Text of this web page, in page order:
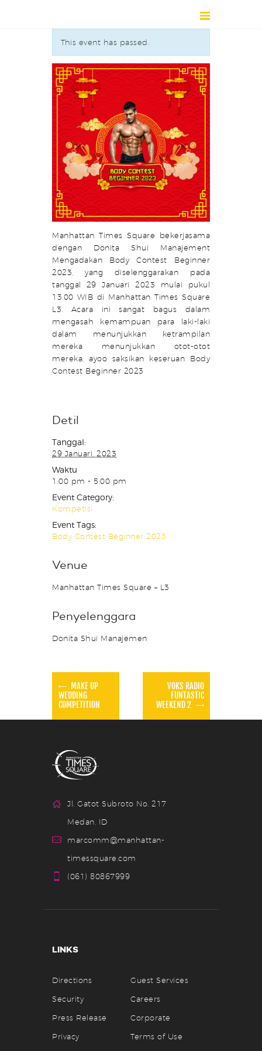
HOME
DIRECTORY
ABOUT
NEWS
EVENT / EXHIBITION
CONTACT
This event has passed.
Manhattan Times Square bekerjasama
dengan Donita Shui Manajement
Mengadakan Body Contest Beginner
2023, yang diselenggarakan pada
tanggal 29 Januari 2023 mulai pukul
13.00 WIB di Manhattan Times Square
L3. Acara ini sangat bagus dalam
mengasah kemampuan para laki-laki
dalam menunjukkan ketrampilan
mereka menunjukkan otot-otot
mereka, ayoo saksikan keseruan Body
Contest Beginner 2023
Detil
Tanggal:
29 Januari, 2023
Waktu
1:00 pm - 5:00 pm
Event Category:
Kompetisi
Event Tags:
Body Contest Beginner 2023
Venue
Manhattan Times Square – L3
Penyelenggara
Donita Shui Manajemen
MAKE UP
WEDDING
COMPETITION
VOKS RADIO
FUNTASTIC
WEEKEND 2
Jl. Gatot Subroto No. 217
Medan, ID
marcomm@manhattan-
timessquare.com
(061) 80867999
LINKS
Directions
Guest Services
Security
Careers
Press Release
Corporate
Privacy
Terms of Use